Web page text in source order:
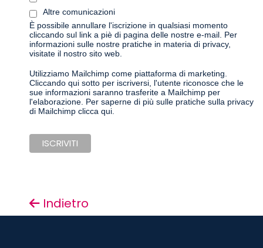
Altre comunicazioni
È possibile annullare l'iscrizione in qualsiasi momento
cliccando sul link a piè di pagina delle nostre e-mail. Per
informazioni sulle nostre pratiche in materia di privacy,
visitate il nostro sito web.
Utilizziamo Mailchimp come piattaforma di marketing.
Cliccando qui sotto per iscriversi, l'utente riconosce che le
sue informazioni saranno trasferite a Mailchimp per
l'elaborazione. Per saperne di più sulle pratiche sulla privacy
di Mailchimp clicca qui.
Indietro